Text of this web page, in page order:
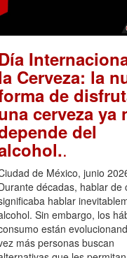
Cerveza: la
de
cerveza ya
del
.
de México, junio
décadas, hablar de
hablar
Sin embargo, los
están
más personas buscan